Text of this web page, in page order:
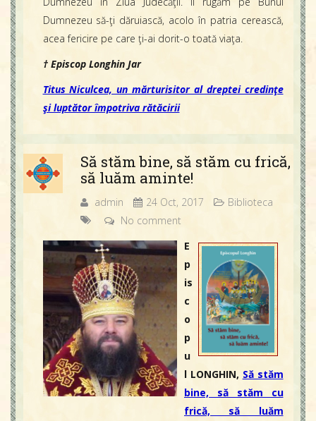
Dumnezeu să-ţi dăruiască, acolo în patria cerească,
acea fericire pe care ţi-ai dorit-o toată viaţa.
† Episcop Longhin Jar
Titus Niculcea, un mărturisitor al dreptei credinţe
şi luptător împotriva rătăcirii
Să stăm bine, să stăm cu frică,
să luăm aminte!
admin 24 Oct, 2017
Biblioteca
No comment
E
p
is
c
o
p
u
l LONGHIN, Să stăm
bine, să stăm cu
frică, să luăm